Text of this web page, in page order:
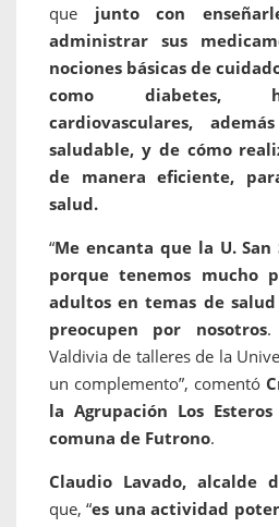
que junto con
administrar sus
nociones básicas de
como diabetes,
cardiovasculares,
saludable, y de cómo
de manera eficiente,
salud.
“Me encanta que la U. San
porque tenemos mucho
adultos en temas de
preocupen por nosotros.
Valdivia de talleres de la
un complemento”, comentó
la Agrupación Los
comuna de Futrono.
Claudio Lavado, alcalde
que, “es una actividad